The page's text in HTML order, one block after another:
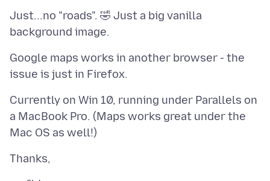
Just...no "roads". 🤣 Just a big vanilla
Google maps works in another browser - the
Currently on Win 10, running under Parallels on
a MacBook Pro. (Maps works great under the